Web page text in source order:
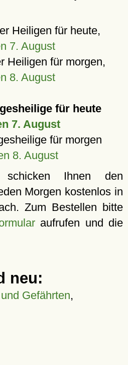
Heiligen für heute,
7. August
Heiligen für morgen,
8. August
für heute
7. August
für morgen
8. August
Ihnen den
Morgen kostenlos in
Zum Bestellen bitte
aufrufen und die
neu:
Gefährten,